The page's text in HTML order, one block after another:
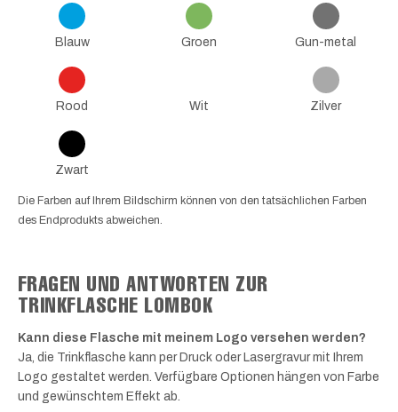
Blauw Groen Gun-metal
Rood Wit Zilver
Zwart
Die Farben auf Ihrem Bildschirm können von den tatsächlichen Farben
des Endprodukts abweichen.
FRAGEN UND ANTWORTEN ZUR
TRINKFLASCHE LOMBOK
Kann diese Flasche mit meinem Logo versehen werden?
Ja, die Trinkflasche kann per Druck oder Lasergravur mit Ihrem
Logo gestaltet werden. Verfügbare Optionen hängen von Farbe
und gewünschtem Effekt ab.